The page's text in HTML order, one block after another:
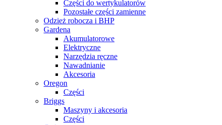
Części do wertykulatorów
Pozostałe części zamienne
Odzież robocza i BHP
Gardena
Akumulatorowe
Elektryczne
Narzędzia ręczne
Nawadnianie
Akcesoria
Oregon
Części
Briggs
Maszyny i akcesoria
Części